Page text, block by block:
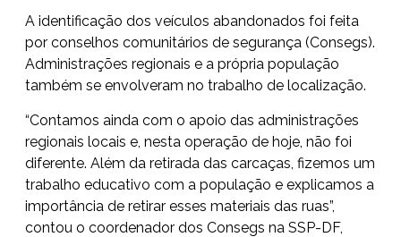
A identificação dos veículos abandonados foi feita
por conselhos comunitários de segurança (Consegs).
Administrações regionais e a própria população
também se envolveram no trabalho de localização.
“Contamos ainda com o apoio das administrações
regionais locais e, nesta operação de hoje, não foi
diferente. Além da retirada das carcaças, fizemos um
trabalho educativo com a população e explicamos a
importância de retirar esses materiais das ruas”,
contou o coordenador dos Consegs na SSP-DF,